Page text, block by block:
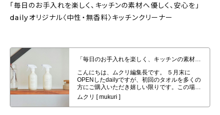
「毎日のお手入れを楽しく、キッチンの素材へ優しく、安心を」
dailyオリジナル〈中性・無香料〉キッチンクリーナー
「毎日のお手入れを楽しく、キッチンの素材へ優しく、安心を」dailyオリジナ
ル〈中性・無香料〉キッチンクリーナー